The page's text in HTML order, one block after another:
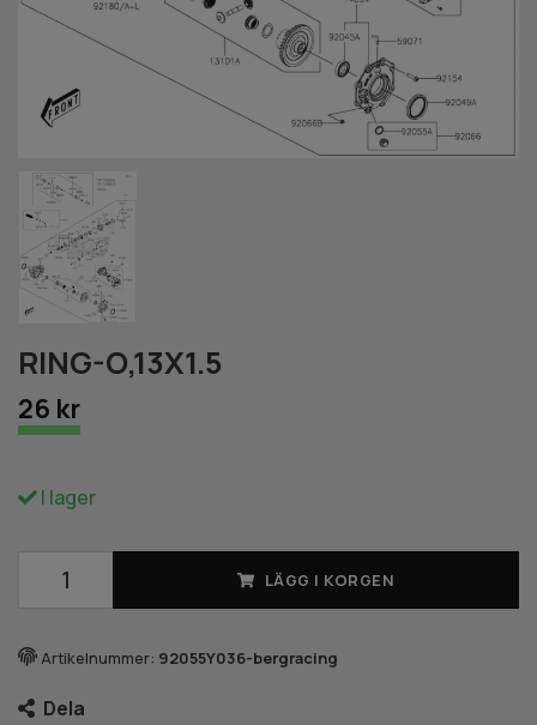
RING-O,13X1.5
26 kr
I lager
LÄGG I KORGEN
Artikelnummer: 92055Y036-bergracing
Dela